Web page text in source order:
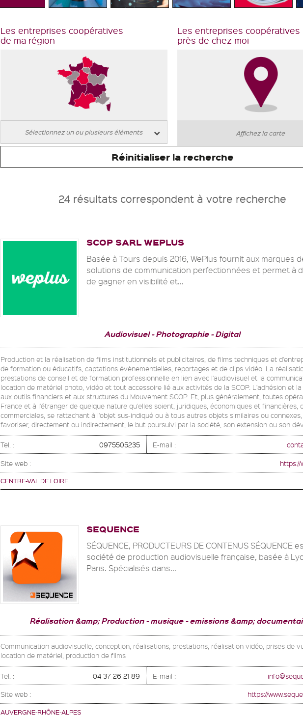
Les entreprises coopératives
de ma région
Les entreprises coopératives
près de chez moi
Affichez la carte
Réinitialiser la recherche
24 résultats correspondent à votre recherche
SCOP SARL WEPLUS
Basée à Tours depuis 2016, WePlus fournit aux marques
solutions de communication perfectionnées et permet à
de gagner en visibilité et...
Audiovisuel Photographie Digital
Production et la réalisation de films institutionnels et publicitaires, de films techniques et
de formation ou éducatifs, captations évènementielles, reportages et de clips vidéo. La
prestations de conseil et de formation professionnelle en lien avec l'audiovisuel et la
location de matériel photo, vidéo et tout accessoire lié aux activités de la SCOP. L'adhésion et
aux outils financiers et aux structures du Mouvement SCOP. Et, plus généralement, toutes
France et à l'étranger de quelque nature qu'elles soient, juridiques, économiques et financières,
commerciales, se rattachant à l'objet sus-indiqué ou à tous autres objets similaires ou
favoriser, directement ou indirectement, le but poursuivi par la société, son extension ou son
Tel. : 0975505235 E-mail :
Site web : https://
CENTRE-VAL DE LOIRE
SEQUENCE
SÉQUENCE, PRODUCTEURS DE CONTENUS SÉQUENCE
société de production audiovisuelle française, basée à
Paris. Spécialisés dans...
Réalisation &amp; Production musique emissions &amp;
Communication audiovisuelle, conception, réalisations, prestations, réalisation vidéo, prises de
location de matériel, production de films
Tel. : 04 37 26 21 89 E-mail :
Site web : https://
AUVERGNE-RHÔNE-ALPES